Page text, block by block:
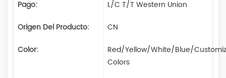
Pago:
L/C T/T Western Union
Origen Del Producto:
CN
Color:
Red/Yellow/White/Blue/
Colors